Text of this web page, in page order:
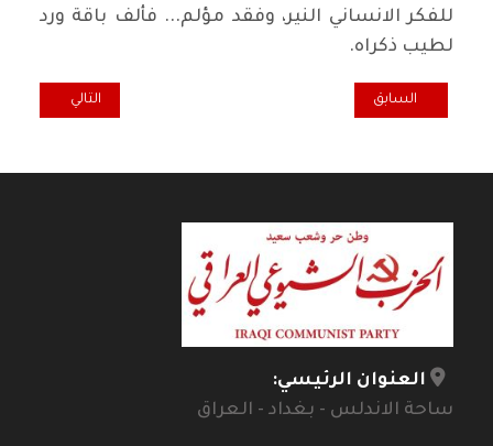
للفكر الانساني النير، وفقد مؤلم... فألف باقة ورد
لطيب ذكراه.
المقال السابق: ثالث أيام الأسبوع.. أمية جارية / عبدالكريم العبيدي
السابق المقال التالي:
التالي
العنوان الرئيسي:
ساحة الاندلس - بغداد - العراق